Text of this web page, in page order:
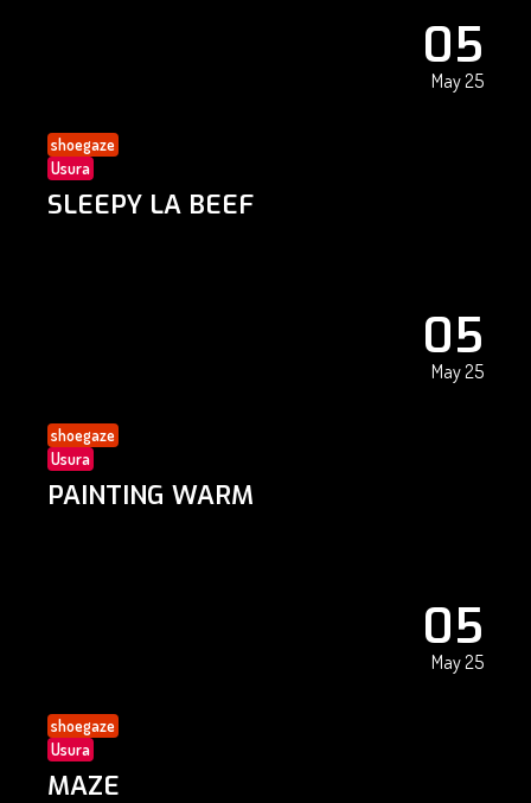
05
May 25
shoegaze
Usura
SLEEPY LA BEEF
05
May 25
shoegaze
Usura
PAINTING WARM
05
May 25
shoegaze
Usura
MAZE